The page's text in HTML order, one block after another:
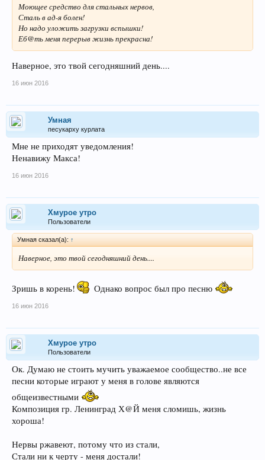
Моющее средство для стальных нервов,
Сталь в ад-я болен!
Но надо уложить загрузки вспышки!
Еб@ть меня перерыв жизнь прекрасна!
Наверное, это твой сегодняшний день....
16 июн 2016
Умная
песукарху курлата
Мне не приходят уведомления!
Ненавижу Макса!
16 июн 2016
Хмурое утро
Пользователи
Умная сказал(а): ↑
Наверное, это твой сегодняшний день....
Зришь в корень! Однако вопрос был про песню
16 июн 2016
Хмурое утро
Пользователи
Ок. Думаю не стоить мучить уважаемое сообщество..не все
песни которые играют у меня в голове являются
общеизвестными
Композиция гр. Ленинград Х@Й меня сломишь, жизнь
хороша!
Нервы ржавеют, потому что из стали,
Стали ни к черту - меня достали!